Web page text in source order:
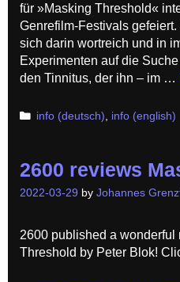
für »Masking Threshold«
Genrefilm-Festivals
sich darin wortreich und in
Experi­menten auf die
den Tinnitus, der ihn – im …
Categories
info (deutsch) info (english)
2600 reviews
2022-03-29 by Johannes
2600 published a wonderful
Threshold by Peter Blok!